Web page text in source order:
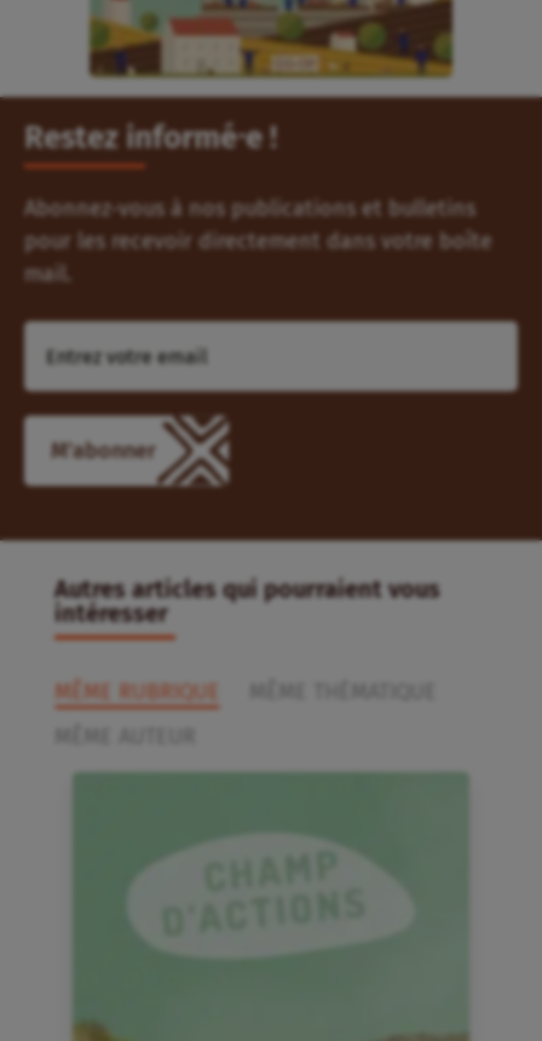
Restez informé⸱e !
Abonnez-vous à nos publications et bulletins
pour les recevoir directement dans votre boîte
mail.
Autres articles qui pourraient vous
intéresser
MÊME RUBRIQUE